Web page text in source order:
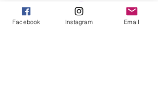
Facebook Instagram Email